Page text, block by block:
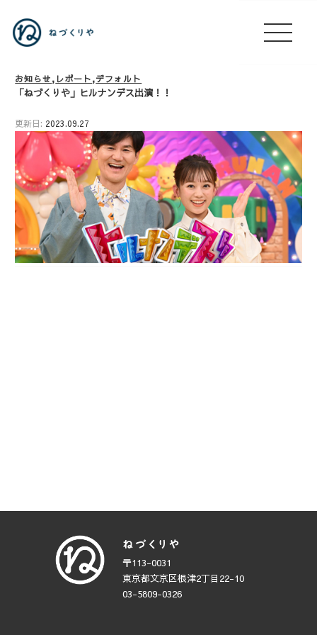
お知らせ レポート デフォルト
「ねづくりや」ヒルナンデス出演！！
更新日: 2023.09.27
〒113-0031
東京都文京区根津2丁目22-10
03-5809-0326